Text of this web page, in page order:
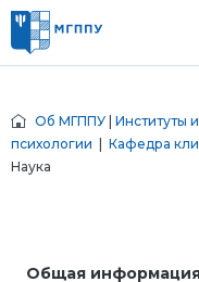
Об МГППУ Институты
психологии
Кафедра
Наука
Общая